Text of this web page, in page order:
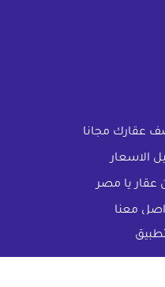
عقارك مجانا
الاسعار
عقار يا مصر
معنا